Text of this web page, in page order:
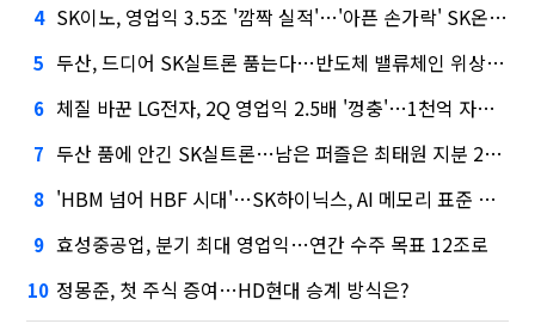
4 SK이노, 영업익 3.5조 '깜짝 실적'…'아픈 손가락' SK온의 반전
5 두산, 드디어 SK실트론 품는다…반도체 밸류체인 위상 강화
6 체질 바꾼 LG전자, 2Q 영업익 2.5배 '껑충'…1천억 자사주 태운다
7 두산 품에 안긴 SK실트론…남은 퍼즐은 최태원 지분 29.4%
8 'HBM 넘어 HBF 시대'…SK하이닉스, AI 메모리 표준 선점 나섰다
9 효성중공업, 분기 최대 영업익…연간 수주 목표 12조로
10 정몽준, 첫 주식 증여…HD현대 승계 방식은?